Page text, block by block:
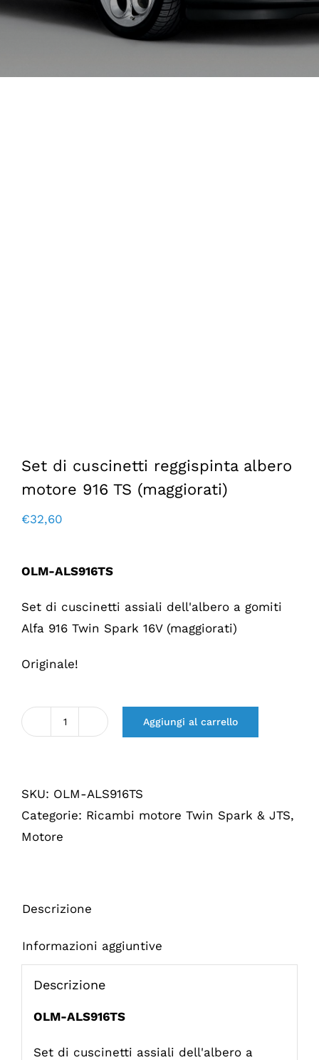
Set di cuscinetti reggispinta albero
motore 916 TS (maggiorati)
€32,60
OLM-ALS916TS
Set di cuscinetti assiali dell'albero a gomiti
Alfa 916 Twin Spark 16V (maggiorati)
Originale!
Quantità
lagerset
916
Aggiungi al carrello
SKU: OLM-ALS916TS
Categorie: Ricambi motore Twin Spark & JTS,
Motore
Descrizione
Informazioni aggiuntive
Descrizione
OLM-ALS916TS
Set di cuscinetti assiali dell'albero a